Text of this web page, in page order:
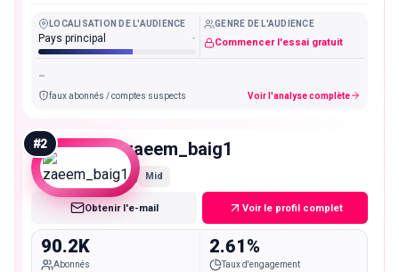
LOCALISATION DE L'AUDIENCE
Pays principal -
GENRE DE L'AUDIENCE
Commencer l'essai gratuit
-
faux abonnés / comptes suspects Voir l'analyse complète
#2 zaeem_baig1
Mid
Obtenir l'e-mail Voir le profil complet
90.2K
Abonnés
2.61%
Taux d'engagement